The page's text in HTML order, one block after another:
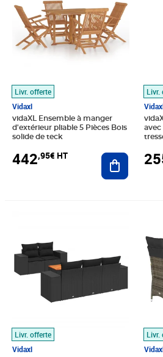
Livr. offerte
Vidaxl
vidaXL Ensemble à manger
d'extérieur pliable 5 Pièces Bois
solide de teck
442,95€ HT Ajouter
Livr.
avec
Livr. offerte
Vidaxl
Livr.